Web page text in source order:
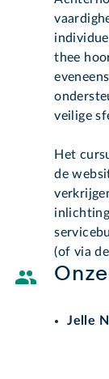
thee
veilige
Het
de
(of via
Jelle